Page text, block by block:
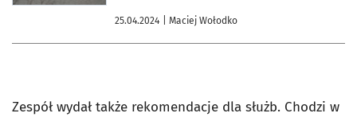
25.04.2024 | Maciej Wołodko
Zespół wydał także rekomendacje dla służb. Chodzi w